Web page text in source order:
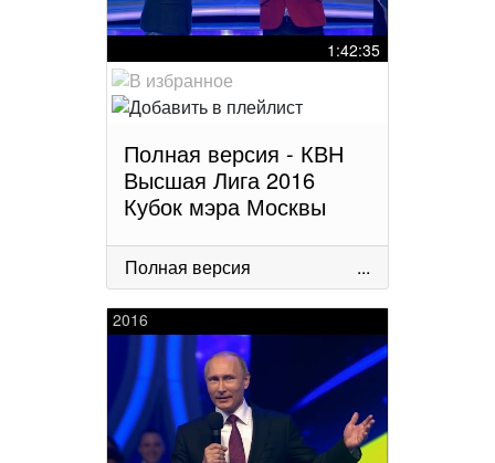
1:42:35
Полная версия - КВН
Высшая Лига 2016
Кубок мэра Москвы
Полная версия ...
2016